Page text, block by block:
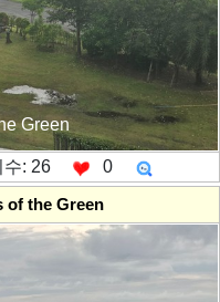
Green
: 26 0
of the Green